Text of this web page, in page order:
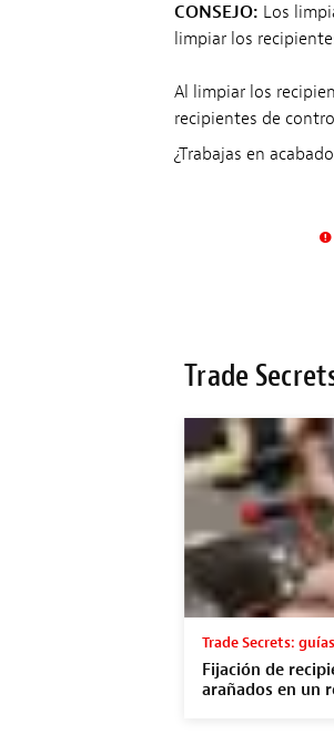
CONSEJO: Los
limpiar los
Al limpiar los
recipientes de
¿Trabajas en
Trade
Trade Secrets:
Fijación de
arañados en un